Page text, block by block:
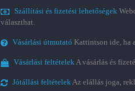
Szállítási és fizetési lehetőségek
választhat.
Vásárlási útmutató Kattintson ide, ha
Vásárlási feltételekA vásárlás és
Jótállási feltételekAz elállás joga,